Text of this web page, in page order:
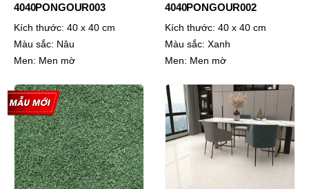
4040PONGOUR003
Kích thước: 40 x 40 cm
Màu sắc: Nâu
Men: Men mờ
4040PONGOUR002
Kích thước: 40 x 40 cm
Màu sắc: Xanh
Men: Men mờ